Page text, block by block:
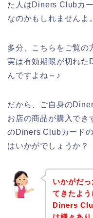
た人はDiners Clubカ
なのかもしれませんよ。
多分、こちらをご覧の
実は有効期限が切れ
んですよね～♪
だから、ご自身の
お店の商品が購入でき
のDiners Clubカード
はいかがでしょうか？
いかがだ
てきたよ
Diners